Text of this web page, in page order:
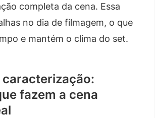
completa da cena. Essa
no dia de filmagem, o que
e mantém o clima do set.
caracterização:
fazem a cena